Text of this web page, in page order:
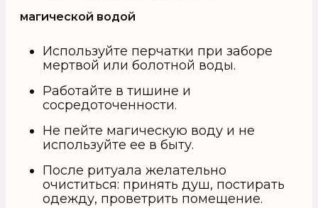
магической водой
Используйте перчатки при заборе
мертвой или болотной воды.
Работайте в тишине и
сосредоточенности.
Не пейте магическую воду и не
используйте ее в быту.
После ритуала желательно
очиститься: принять душ, постирать
одежду, проветрить помещение.